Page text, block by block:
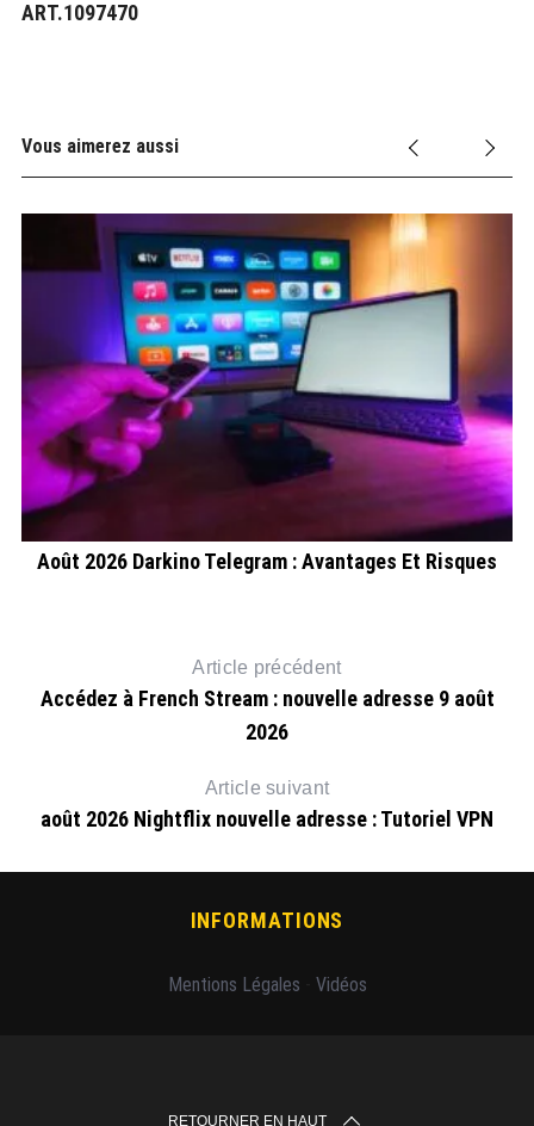
ART.1097470
Vous aimerez aussi
Août 2026 Darkino Telegram : Avantages Et Risques
Article précédent
Accédez à French Stream : nouvelle adresse 9 août
2026
Article suivant
août 2026 Nightflix nouvelle adresse : Tutoriel VPN
INFORMATIONS
Mentions Légales Vidéos
RETOURNER EN HAUT